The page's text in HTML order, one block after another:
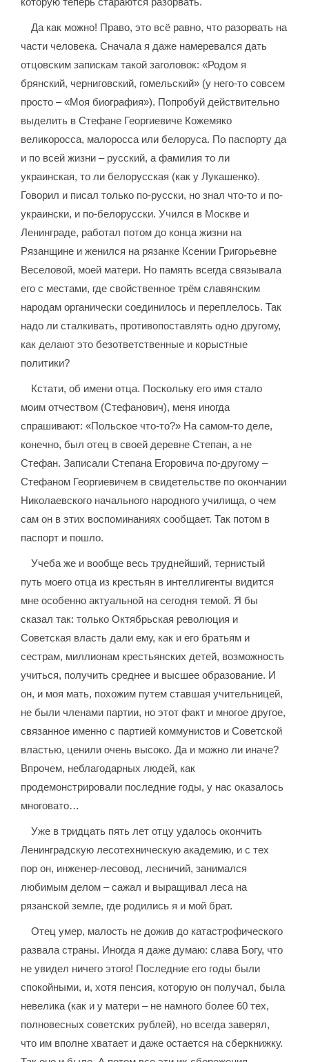
Да как можно! Право, это всё равно, что разорвать на
части человека. Сначала я даже намеревался дать
отцовским запискам такой заголовок: «Родом я
брянский, черниговский, гомельский» (у него-то совсем
просто – «Моя биография»). Попробуй действительно
выделить в Стефане Георгиевиче Кожемяко
великоросса, малоросса или белоруса. По паспорту да
и по всей жизни – русский, а фамилия то ли
украинская, то ли белорусская (как у Лукашенко).
Говорил и писал только по-русски, но знал что-то и по-
украински, и по-белорусски. Учился в Москве и
Ленинграде, работал потом до конца жизни на
Рязанщине и женился на рязанке Ксении Григорьевне
Веселовой, моей матери. Но память всегда связывала
его с местами, где свойственное трём славянским
народам органически соединилось и переплелось. Так
надо ли сталкивать, противопоставлять одно другому,
как делают это безответственные и корыстные
политики?
Кстати, об имени отца. Поскольку его имя стало
моим отчеством (Стефанович), меня иногда
спрашивают: «Польское что-то?» На самом-то деле,
конечно, был отец в своей деревне Степан, а не
Стефан. Записали Степана Егоровича по-другому –
Стефаном Георгиевичем в свидетельстве по окончании
Николаевского начального народного училища, о чем
сам он в этих воспоминаниях сообщает. Так потом в
паспорт и пошло.
Учеба же и вообще весь труднейший, тернистый
путь моего отца из крестьян в интеллигенты видится
мне особенно актуальной на сегодня темой. Я бы
сказал так: только Октябрьская революция и
Советская власть дали ему, как и его братьям и
сестрам, миллионам крестьянских детей, возможность
учиться, получить среднее и высшее образование. И
он, и моя мать, похожим путем ставшая учительницей,
не были членами партии, но этот факт и многое другое,
связанное именно с партией коммунистов и Советской
властью, ценили очень высоко. Да и можно ли иначе?
Впрочем, неблагодарных людей, как
продемонстрировали последние годы, у нас оказалось
многовато…
Уже в тридцать пять лет отцу удалось окончить
Ленинградскую лесотехническую академию, и с тех
пор он, инженер-лесовод, лесничий, занимался
любимым делом – сажал и выращивал леса на
рязанской земле, где родились я и мой брат.
Отец умер, малость не дожив до катастрофического
развала страны. Иногда я даже думаю: слава Богу, что
не увидел ничего этого! Последние его годы были
спокойными, и, хотя пенсия, которую он получал, была
невелика (как и у матери – не намного более 60 тех,
полновесных советских рублей), но всегда заверял,
что им вполне хватает и даже остается на сберкнижку.